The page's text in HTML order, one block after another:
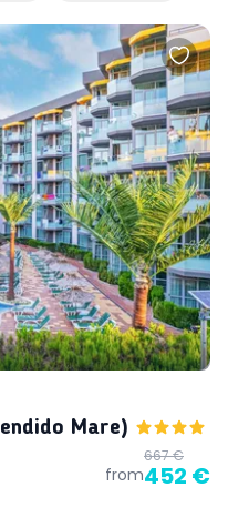
Mare)
from
667 €
452 €